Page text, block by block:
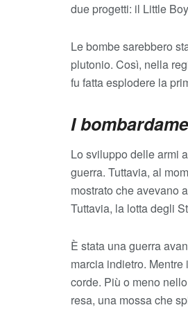
due progetti: il Little
Le bombe sarebbero
plutonio. Così, nella
fu fatta esplodere la
I
Lo sviluppo delle armi
guerra. Tuttavia, al
mostrato che avevano
Tuttavia, la lotta degli
È stata una guerra
marcia indietro.
corde. Più o meno
resa, una mossa che